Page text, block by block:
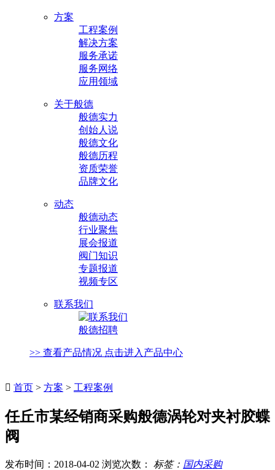
方案
工程案例
解决方案
服务承诺
服务网络
应用领域
关于般德
般德实力
创始人说
般德文化
般德历程
资质荣誉
品牌文化
动态
般德动态
行业聚焦
展会报道
阀门知识
专题报道
视频专区
联系我们
般德招聘
>> 查看产品情况 点击进入产品中心
 首页 > 方案 > 工程案例
任丘市某经销商采购般德涡轮对夹衬胶蝶
阀
发布时间：2018-04-02 浏览次数： 标签： 国内采购